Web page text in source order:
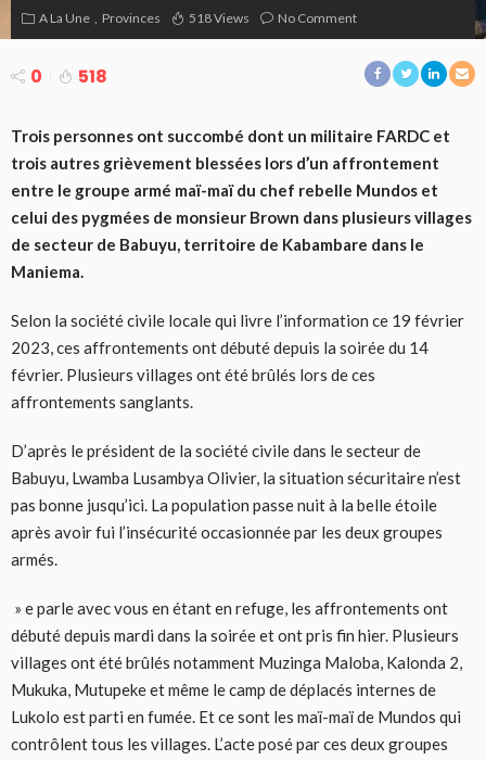
A La Une Provinces 518 Views No Comment
0 518
Trois personnes ont succombé dont un militaire FARDC et
trois autres grièvement blessées lors d’un affrontement
entre le groupe armé maï-maï du chef rebelle Mundos et
celui des pygmées de monsieur Brown dans plusieurs villages
de secteur de Babuyu, territoire de Kabambare dans le
Maniema.
Selon la société civile locale qui livre l’information ce 19 février
2023, ces affrontements ont débuté depuis la soirée du 14
février. Plusieurs villages ont été brûlés lors de ces
affrontements sanglants.
D’après le président de la société civile dans le secteur de
Babuyu, Lwamba Lusambya Olivier, la situation sécuritaire n’est
pas bonne jusqu’ici. La population passe nuit à la belle étoile
après avoir fui l’insécurité occasionnée par les deux groupes
armés.
» e parle avec vous en étant en refuge, les affrontements ont
débuté depuis mardi dans la soirée et ont pris fin hier. Plusieurs
villages ont été brûlés notamment Muzinga Maloba, Kalonda 2,
Mukuka, Mutupeke et même le camp de déplacés internes de
Lukolo est parti en fumée. Et ce sont les maï-maï de Mundos qui
contrôlent tous les villages. L’acte posé par ces deux groupes